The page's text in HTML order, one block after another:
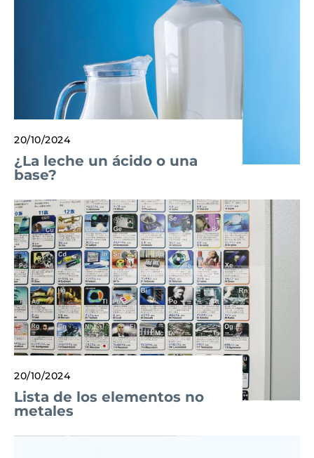
20/10/2024
¿La leche un ácido o una
base?
20/10/2024
Lista de los elementos no
metales